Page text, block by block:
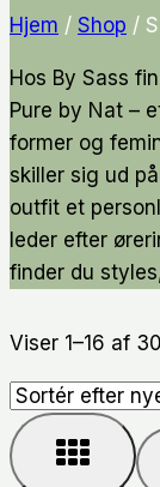
Hjem / Shop /
Hos By Sass
Pure by Nat –
former og
skiller sig ud
outfit et
leder efter
finder du
Viser 1–16 af